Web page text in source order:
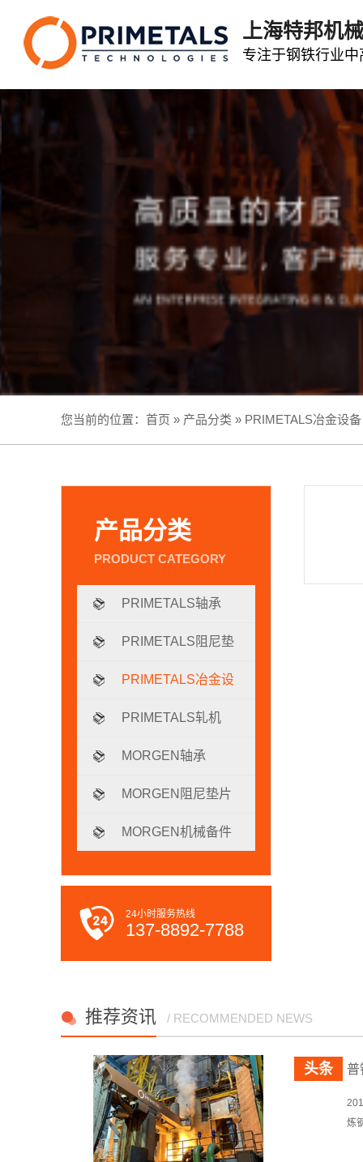
上海特邦机
专注于钢铁行业
您当前的位置： 首页 » 产品分类 » PRIMETALS冶金设备
产品分类
PRIMETALS轴承
PRIMETALS阻尼垫
片
PRIMETALS冶金设
备
PRIMETALS轧机
MORGEN轴承
MORGEN阻尼垫片
MORGEN机械备件
24小时服务热线
137-8892-7788
推荐资讯 / RECOMMENDED NEWS
普
炼